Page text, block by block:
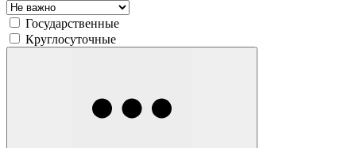
Государственные
Круглосуточные